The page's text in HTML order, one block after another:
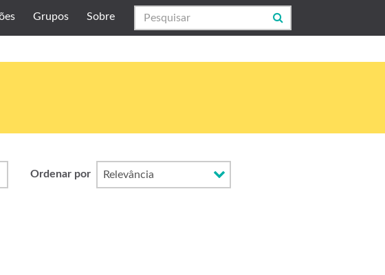
Grupos Sobre
Ordenar por